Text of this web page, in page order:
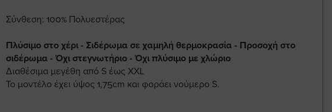
Σύνθεση: 100% Πολυεστέρας
Πλύσιμο στο χέρι - Σιδέρωμα σε χαμηλή θερμοκρασία - Προσοχή στο
σιδέρωμα - Όχι στεγνωτήριο - Όχι πλύσιμο με χλώριο
Διαθέσιμα μεγέθη από S έως XXL
To μοντέλο έχει ύψος 1,75cm και φοράει νούμερο S.